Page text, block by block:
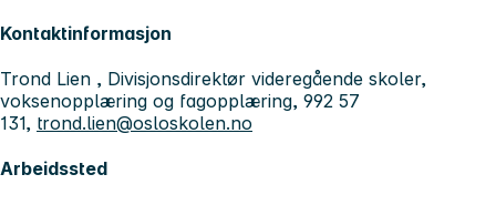
Kontaktinformasjon
Trond Lien , Divisjonsdirektør videregående skoler,
voksenopplæring og fagopplæring, 992 57
131, trond.lien@osloskolen.no
Arbeidssted